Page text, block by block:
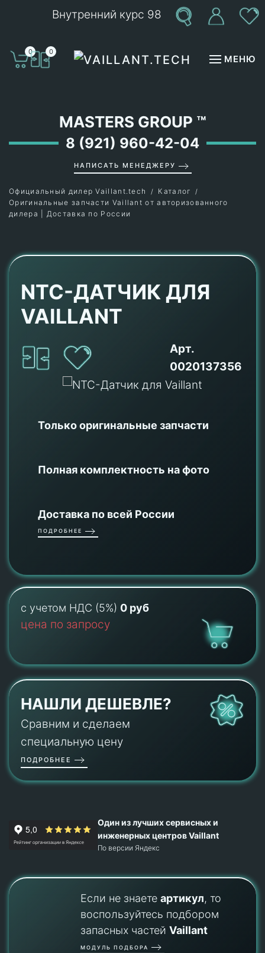
Внутренний курс 98
0 0
МЕНЮ
MASTERS GROUP ™
8 (921) 960-42-04
НАПИСАТЬ МЕНЕДЖЕРУ
Официальный дилер Vaillant.tech
Каталог
Оригинальные запчасти Vaillant от авторизованного
дилера | Доставка по России
NTC-ДАТЧИК ДЛЯ
VAILLANT
Арт.
0020137356
Только оригинальные запчасти
Полная комплектность на фото
Доставка по всей России
ПОДРОБНЕЕ
с учетом НДС (5%) 0 руб
цена по запросу
НАШЛИ ДЕШЕВЛЕ?
Сравним и сделаем
специальную цену
ПОДРОБНЕЕ
Один из лучших сервисных и
инженерных центров Vaillant
По версии Яндекс
Если не знаете артикул, то
воспользуйтесь подбором
запасных частей Vaillant
МОДУЛЬ ПОДБОРА